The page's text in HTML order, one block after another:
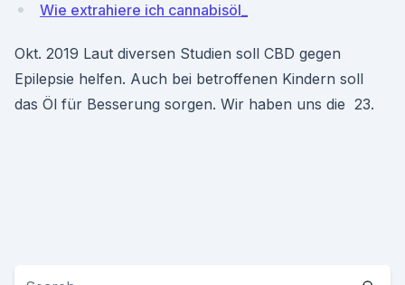
Wie extrahiere ich cannabisöl_
Okt. 2019 Laut diversen Studien soll CBD gegen
Epilepsie helfen. Auch bei betroffenen Kindern soll
das Öl für Besserung sorgen. Wir haben uns die 23.